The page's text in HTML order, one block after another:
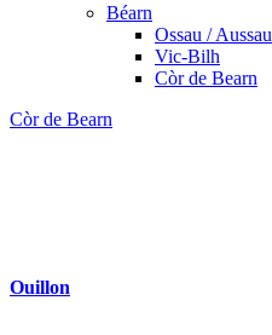
Béarn
Ossau / Aussau
Vic-Bilh
Còr de Bearn
Còr de Bearn
Ouillon